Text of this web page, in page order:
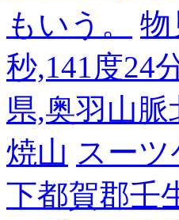
もいう。
物
秒,141度24
県,奥羽山脈
焼山 スーツ
下都賀郡壬